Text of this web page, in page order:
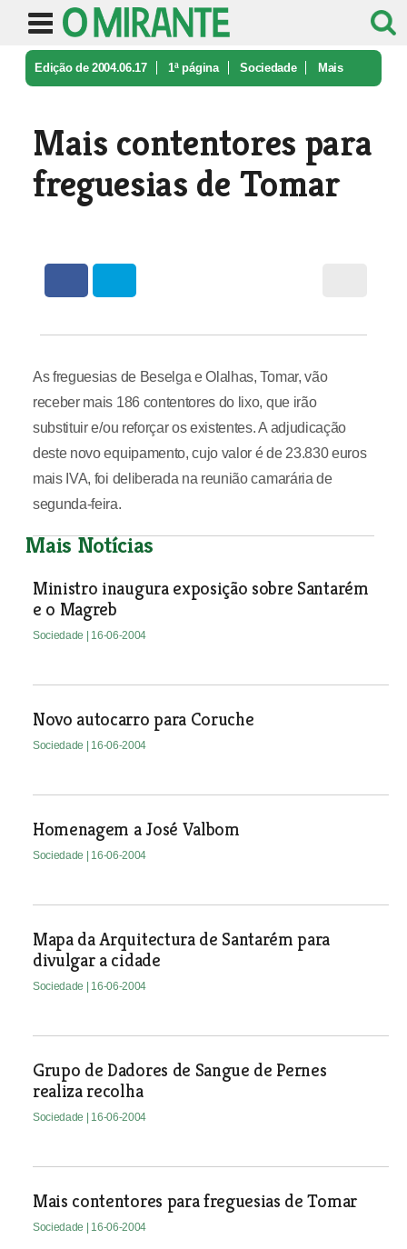
Edição de 2004.06.17 1ª página Sociedade Mais
Mais contentores para
freguesias de Tomar
As freguesias de Beselga e Olalhas, Tomar, vão
receber mais 186 contentores do lixo, que irão
substituir e/ou reforçar os existentes. A adjudicação
deste novo equipamento, cujo valor é de 23.830 euros
mais IVA, foi deliberada na reunião camarária de
segunda-feira.
Mais Notícias
Ministro inaugura exposição sobre Santarém
e o Magreb
Sociedade | 16-06-2004
Novo autocarro para Coruche
Sociedade | 16-06-2004
Homenagem a José Valbom
Sociedade | 16-06-2004
Mapa da Arquitectura de Santarém para
divulgar a cidade
Sociedade | 16-06-2004
Grupo de Dadores de Sangue de Pernes
realiza recolha
Sociedade | 16-06-2004
Mais contentores para freguesias de Tomar
Sociedade | 16-06-2004